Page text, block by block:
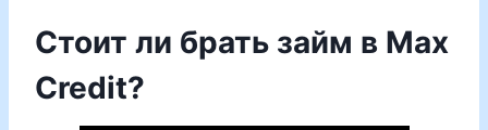
Стоит ли брать займ в Max
Credit?